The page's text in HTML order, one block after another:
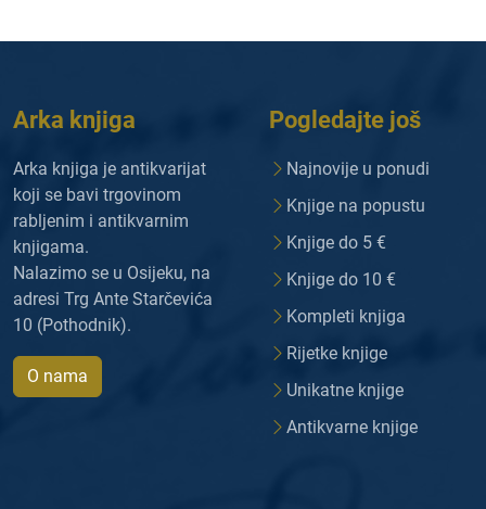
Arka knjiga
Arka knjiga je antikvarijat
koji se bavi trgovinom
rabljenim i antikvarnim
knjigama.
Nalazimo se u Osijeku, na
adresi Trg Ante Starčevića
10 (Pothodnik).
O nama
Pogledajte još
Najnovije u ponudi
Knjige na popustu
Knjige do 5 €
Knjige do 10 €
Kompleti knjiga
Rijetke knjige
Unikatne knjige
Antikvarne knjige